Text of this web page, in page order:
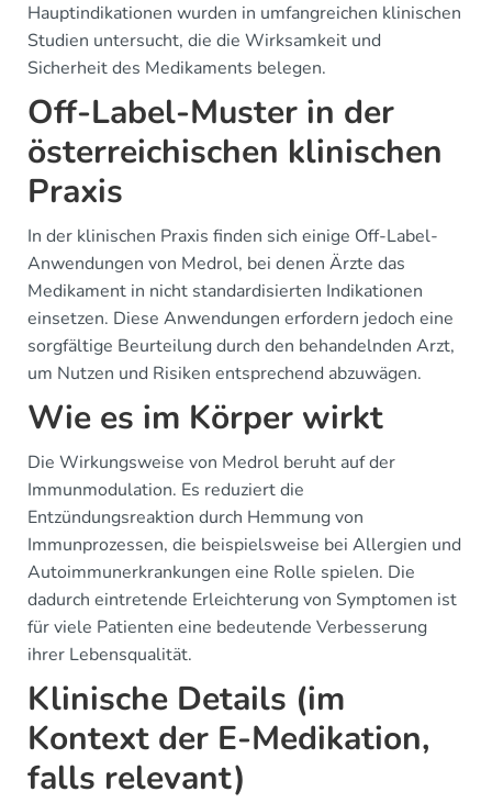
Hauptindikationen wurden in umfangreichen klinischen
Studien untersucht, die die Wirksamkeit und
Sicherheit des Medikaments belegen.
Off-Label-Muster in der
österreichischen klinischen
Praxis
In der klinischen Praxis finden sich einige Off-Label-
Anwendungen von Medrol, bei denen Ärzte das
Medikament in nicht standardisierten Indikationen
einsetzen. Diese Anwendungen erfordern jedoch eine
sorgfältige Beurteilung durch den behandelnden Arzt,
um Nutzen und Risiken entsprechend abzuwägen.
Wie es im Körper wirkt
Die Wirkungsweise von Medrol beruht auf der
Immunmodulation. Es reduziert die
Entzündungsreaktion durch Hemmung von
Immunprozessen, die beispielsweise bei Allergien und
Autoimmunerkrankungen eine Rolle spielen. Die
dadurch eintretende Erleichterung von Symptomen ist
für viele Patienten eine bedeutende Verbesserung
ihrer Lebensqualität.
Klinische Details (im
Kontext der E-Medikation,
falls relevant)